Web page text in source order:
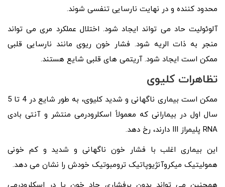
محدود کننده و در نهایت نارسایی تنفسی شوند.
آلوئولیت حاد می تواند ایجاد شود. اختلال عملکرد مری می تواند
منجر به ذات الریه شود. فشار خون ریوی مانند نارسایی قلبی
ممکن است ایجاد شود. آریتمی های قلبی شایع هستند.
تظاهرات کلیوی
ممکن است بیماری ناگهانی و شدید کلیوی، به طور شایع در 4 تا 5
سال اول در بیمارانی که معمولاً اسکلرودرمی منتشر و آنتی بادی
RNA پلیمراز III دارند، رخ دهد.
این بیماری اغلب با فشار خون ناگهانی و شدید و کم خونی
همولیتیک میکروآنژیوپاتیک ترومبوتیک خودش را نشان می دهد.